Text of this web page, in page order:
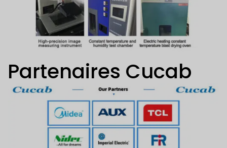
Partenaires Cucab